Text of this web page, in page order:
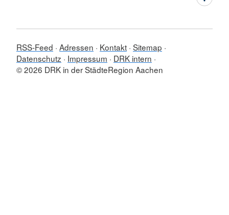
RSS-Feed Adressen Kontakt Sitemap
Datenschutz
Impressum
DRK intern
© 2026 DRK in der StädteRegion Aachen